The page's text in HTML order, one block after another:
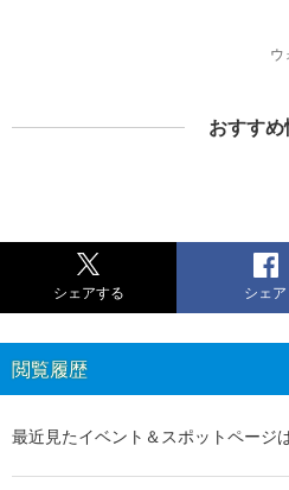
ウ
おすすめ
シェアする シェア
閲覧履歴
最近見たイベント＆スポットページ